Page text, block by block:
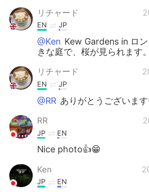
リチャード
EN JP
@Ken Kew Gardens in ロ
きな庭で、桜が見られます。
リチャード
EN JP
@RR ありがとうございま
RR
JP EN
Nice photo👍😁
Ken
JP EN